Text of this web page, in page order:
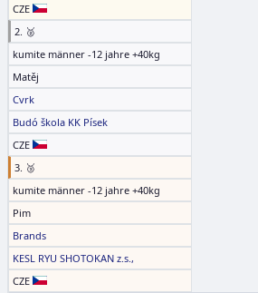
CZE
2. 🥈
kumite männer -12 jahre +40kg
Matěj
Cvrk
Budó škola KK Písek
CZE
3. 🥉
kumite männer -12 jahre +40kg
Pim
Brands
KESL RYU SHOTOKAN z.s.,
CZE